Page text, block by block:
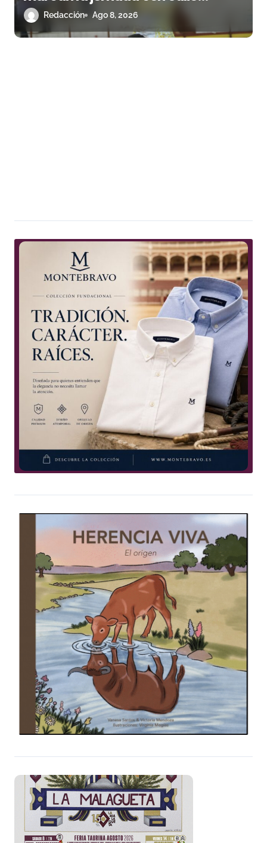
Romero, Andy Cartagena y Hugo
Tarbelli
Redacción Ago 8, 2026